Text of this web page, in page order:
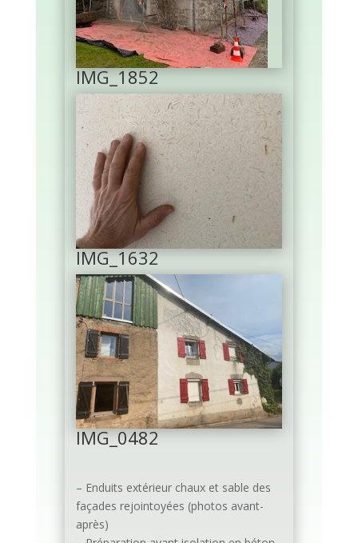
IMG_1852
IMG_1632
IMG_0482
– Enduits extérieur chaux et sable des
façades rejointoyées (photos avant-
après)